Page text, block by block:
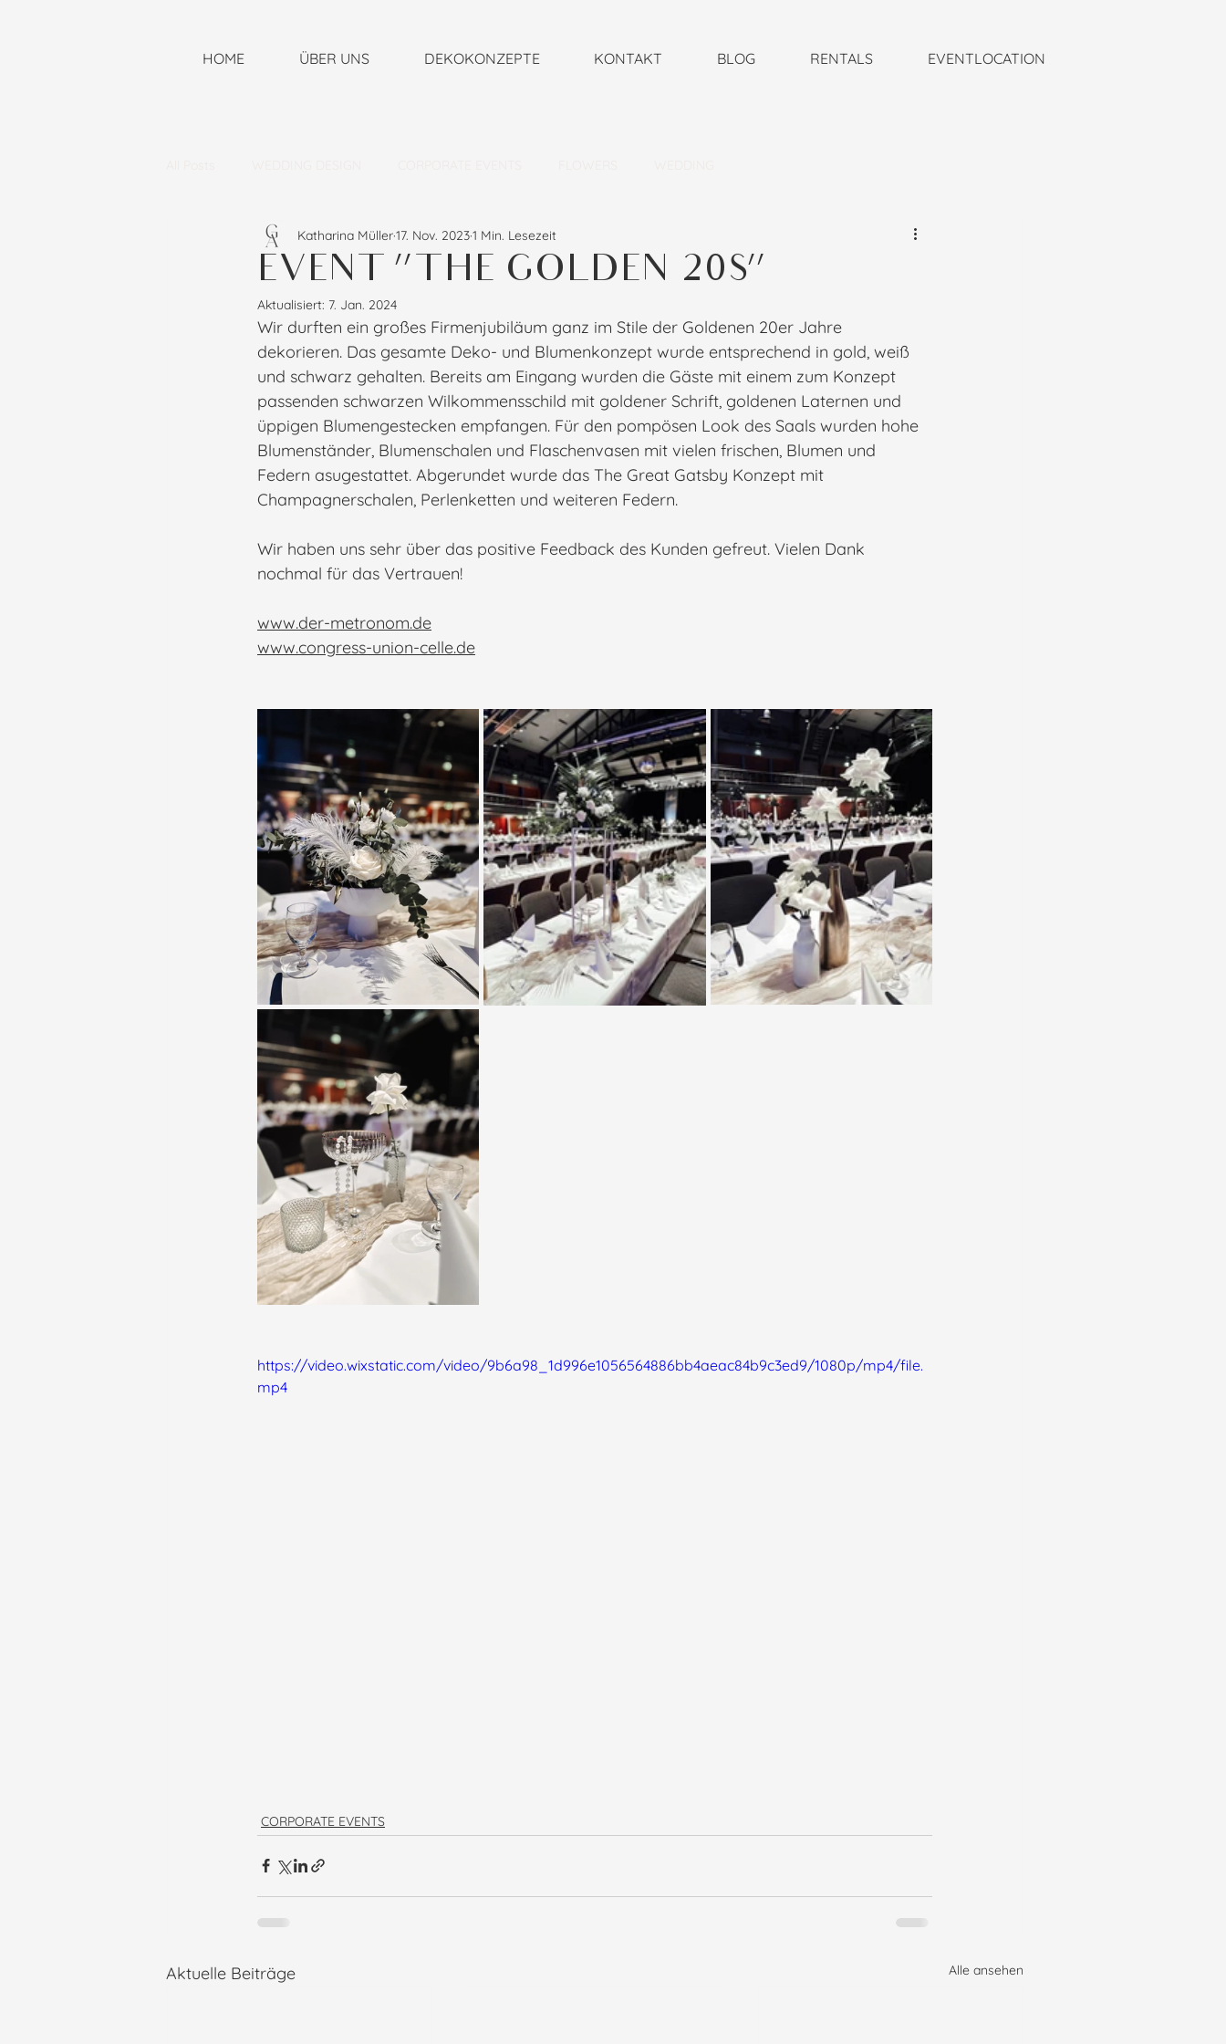
HOME ÜBER UNS DEKOKONZEPTE KONTAKT BLOG RENTALS EVENTLOCATION
EVENT "THE GOLDEN 20S"
Katharina Müller17. Nov. 20231 Min. Lesezeit
Aktualisiert: 7. Jan. 2024
Wir durften ein großes Firmenjubiläum ganz im Stile der Goldenen 20er Jahre
dekorieren. Das gesamte Deko- und Blumenkonzept wurde entsprechend in gold, weiß
und schwarz gehalten. Bereits am Eingang wurden die Gäste mit einem zum Konzept
passenden schwarzen Wilkommensschild mit goldener Schrift, goldenen Laternen und
üppigen Blumengestecken empfangen. Für den pompösen Look des Saals wurden hohe
Blumenständer, Blumenschalen und Flaschenvasen mit vielen frischen, Blumen und
Federn asugestattet. Abgerundet wurde das The Great Gatsby Konzept mit
Champagnerschalen, Perlenketten und weiteren Federn.
Wir haben uns sehr über das positive Feedback des Kunden gefreut. Vielen Dank
nochmal für das Vertrauen!
www.der-metronom.de
www.congress-union-celle.de
https://video.wixstatic.com/video/9b6a98_1d996e1056564886bb4aeac84b9c3ed9/1080p/mp4/file.
mp4
CORPORATE EVENTS
Aktuelle Beiträge Alle ansehen